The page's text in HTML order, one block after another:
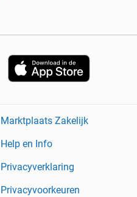
Marktplaats Zakelijk
Help en Info
Privacyverklaring
Privacyvoorkeuren